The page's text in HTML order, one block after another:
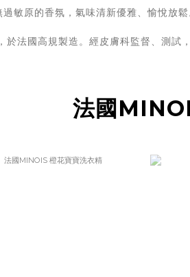
敏原的香氛，氣味清新優雅、愉悅放
法國高規製造。經皮膚科監督、測試
法國